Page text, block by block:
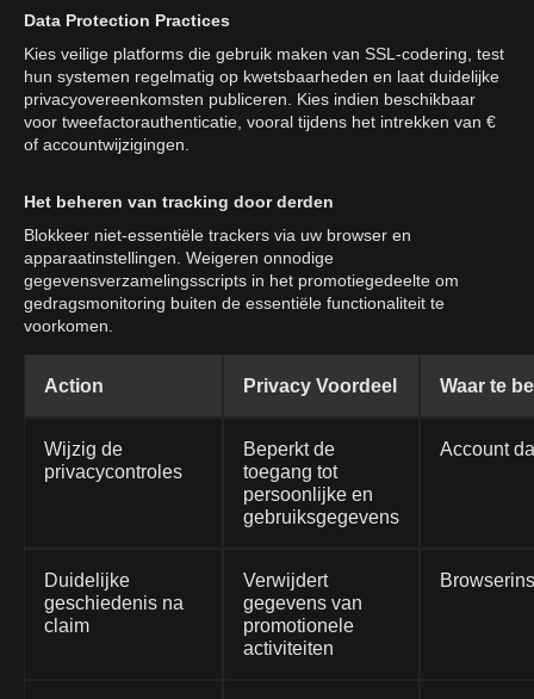
Data Protection Practices
Kies veilige platforms die gebruik maken van SSL-codering, test
hun systemen regelmatig op kwetsbaarheden en laat duidelijke
privacyovereenkomsten publiceren. Kies indien beschikbaar
voor tweefactorauthenticatie, vooral tijdens het intrekken van €
of accountwijzigingen.
Het beheren van tracking door derden
Blokkeer niet-essentiële trackers via uw browser en
apparaatinstellingen. Weigeren onnodige
gegevensverzamelingsscripts in het promotiegedeelte om
gedragsmonitoring buiten de essentiële functionaliteit te
voorkomen.
Action Privacy Voordeel Waar te
Wijzig de
privacycontroles
Beperkt de
toegang tot
persoonlijke en
gebruiksgegevens
Account
Duidelijke
geschiedenis na
claim
Verwijdert
gegevens van
promotionele
activiteiten